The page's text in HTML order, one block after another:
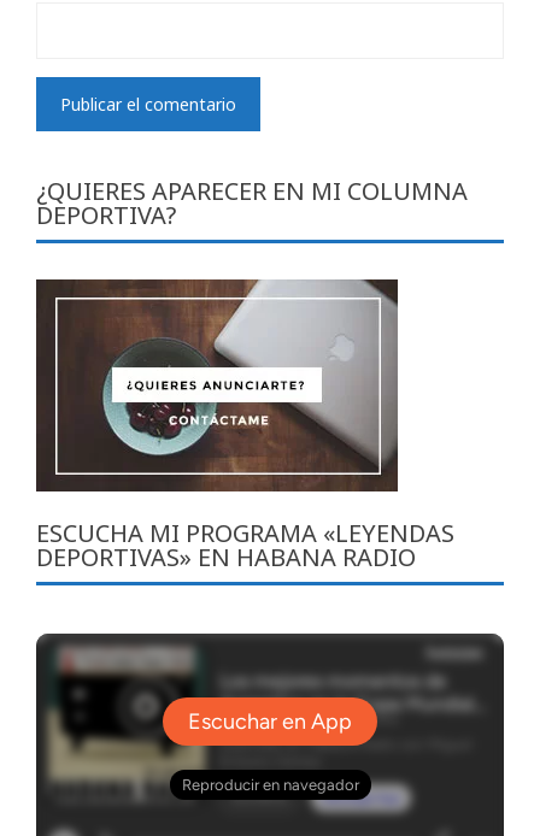
¿QUIERES APARECER EN MI COLUMNA
DEPORTIVA?
ESCUCHA MI PROGRAMA «LEYENDAS
DEPORTIVAS» EN HABANA RADIO